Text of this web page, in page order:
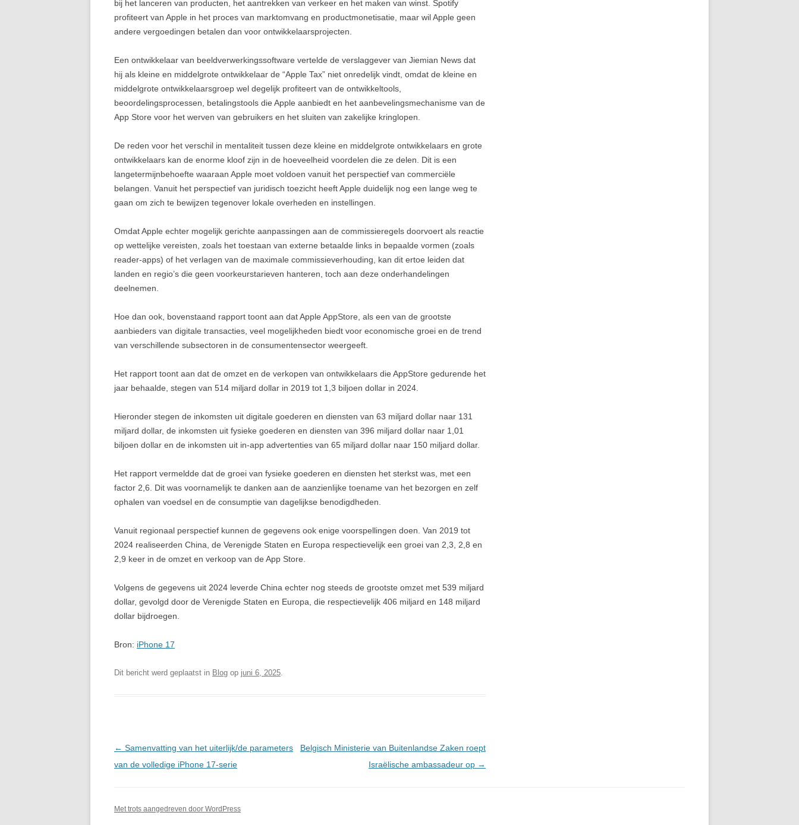
bij het lanceren van producten, het aantrekken van verkeer en het maken van winst. Spotify
profiteert van Apple in het proces van marktomvang en productmonetisatie, maar wil Apple geen
andere vergoedingen betalen dan voor ontwikkelaarsprojecten.
Een ontwikkelaar van beeldverwerkingssoftware vertelde de verslaggever van Jiemian News dat
hij als kleine en middelgrote ontwikkelaar de “Apple Tax” niet onredelijk vindt, omdat de kleine en
middelgrote ontwikkelaarsgroep wel degelijk profiteert van de ontwikkeltools,
beoordelingsprocessen, betalingstools die Apple aanbiedt en het aanbevelingsmechanisme van de
App Store voor het werven van gebruikers en het sluiten van zakelijke kringlopen.
De reden voor het verschil in mentaliteit tussen deze kleine en middelgrote ontwikkelaars en grote
ontwikkelaars kan de enorme kloof zijn in de hoeveelheid voordelen die ze delen. Dit is een
langetermijnbehoefte waaraan Apple moet voldoen vanuit het perspectief van commerciële
belangen. Vanuit het perspectief van juridisch toezicht heeft Apple duidelijk nog een lange weg te
gaan om zich te bewijzen tegenover lokale overheden en instellingen.
Omdat Apple echter mogelijk gerichte aanpassingen aan de commissieregels doorvoert als reactie
op wettelijke vereisten, zoals het toestaan ​​van externe betaalde links in bepaalde vormen (zoals
reader-apps) of het verlagen van de maximale commissieverhouding, kan dit ertoe leiden dat
landen en regio’s die geen voorkeurstarieven hanteren, toch aan deze onderhandelingen
deelnemen.
Hoe dan ook, bovenstaand rapport toont aan dat Apple AppStore, als een van de grootste
aanbieders van digitale transacties, veel mogelijkheden biedt voor economische groei en de trend
van verschillende subsectoren in de consumentensector weergeeft.
Het rapport toont aan dat de omzet en de verkopen van ontwikkelaars die AppStore gedurende het
jaar behaalde, stegen van 514 miljard dollar in 2019 tot 1,3 biljoen dollar in 2024.
Hieronder stegen de inkomsten uit digitale goederen en diensten van 63 miljard dollar naar 131
miljard dollar, de inkomsten uit fysieke goederen en diensten van 396 miljard dollar naar 1,01
biljoen dollar en de inkomsten uit in-app advertenties van 65 miljard dollar naar 150 miljard dollar.
Het rapport vermeldde dat de groei van fysieke goederen en diensten het sterkst was, met een
factor 2,6. Dit was voornamelijk te danken aan de aanzienlijke toename van het bezorgen en zelf
ophalen van voedsel en de consumptie van dagelijkse benodigdheden.
Vanuit regionaal perspectief kunnen de gegevens ook enige voorspellingen doen. Van 2019 tot
2024 realiseerden China, de Verenigde Staten en Europa respectievelijk een groei van 2,3, 2,8 en
2,9 keer in de omzet en verkoop van de App Store.
Volgens de gegevens uit 2024 leverde China echter nog steeds de grootste omzet met 539 miljard
dollar, gevolgd door de Verenigde Staten en Europa, die respectievelijk 406 miljard en 148 miljard
dollar bijdroegen.
Bron: iPhone 17
Dit bericht werd geplaatst in Blog op juni 6, 2025.
Berichtnavigatie
← Samenvatting van het uiterlijk/de parameters
van de volledige iPhone 17-serie
Belgisch Ministerie van Buitenlandse Zaken roept
Israëlische ambassadeur op →
Met trots aangedreven door WordPress